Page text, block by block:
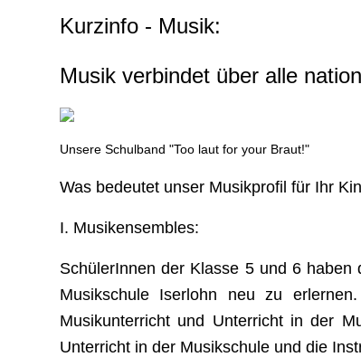
Kurzinfo - Musik:
Musik verbindet über alle
Unsere Schulband "Too laut for your Braut!"
Was bedeutet unser Musikprofil für Ihr
I. Musikensembles:
SchülerInnen der Klasse 5 und 6
Musikschule Iserlohn neu zu
Musikunterricht und Unterricht in der
Unterricht in der Musikschule und die